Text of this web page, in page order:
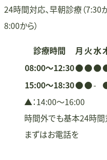
シ
24時間対応、早朝診療（7:30
8:00から）
診療時間 月 火水
08:00〜12:30●●●
15:00〜18:30●●-
▲：14:00〜16:00
時間外でも基本24時間
まずはお電話を